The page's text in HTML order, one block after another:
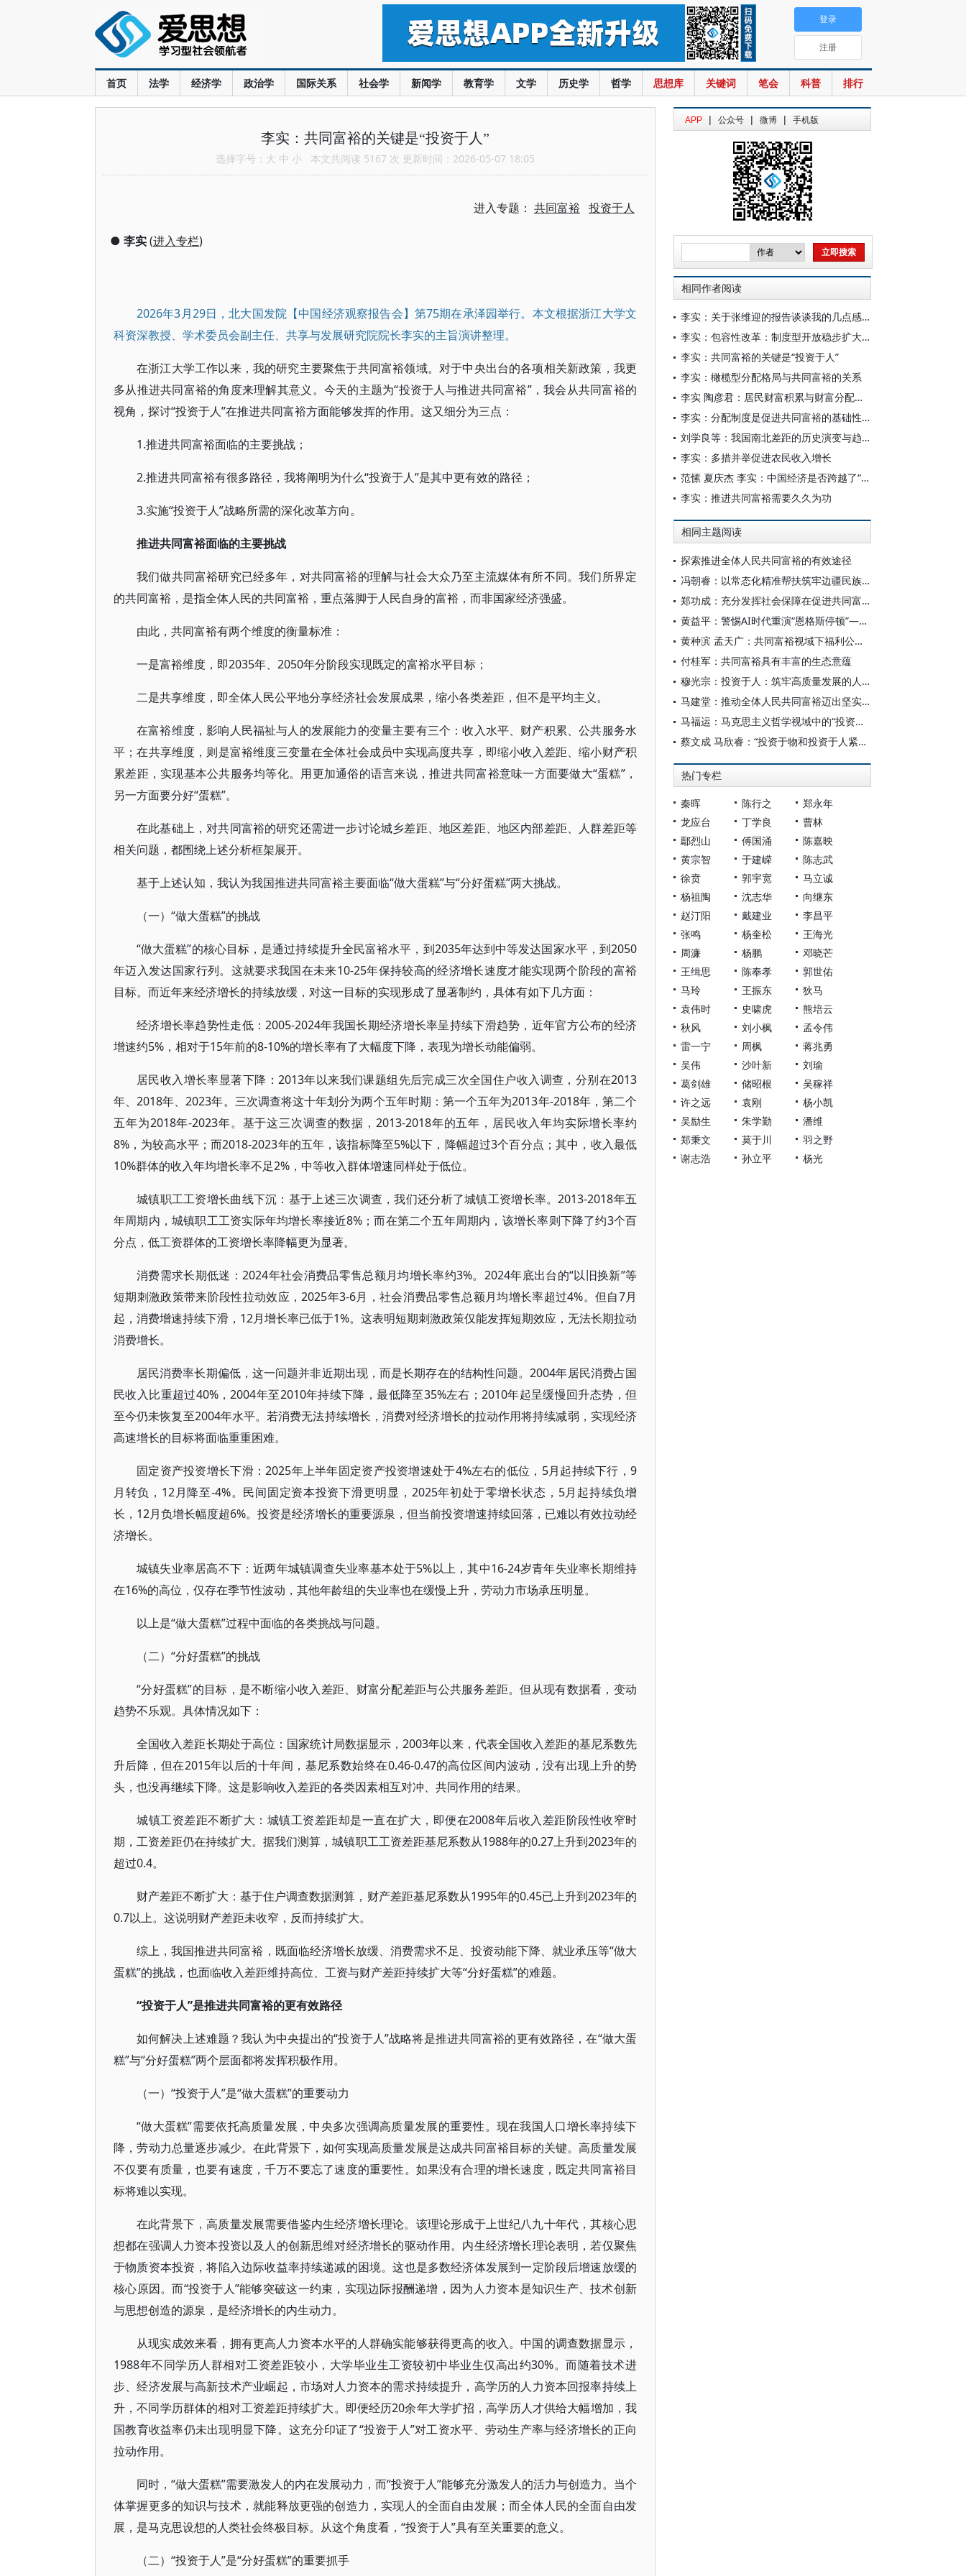
首页 法学 经济学 政治学 国际关系 社会学 新闻学 教育学 文学 历史学 哲学 思想库 关键词 笔会 科普 排行
登录
注册
李实：共同富裕的关键是“投资于人”
选择字号： 大 中 小 本文共阅读 5167 次 更新时间：2026-05-07 18:05
进入专题： 共同富裕 投资于人
● 李实(进入专栏)
2026年3月29日，北大国发院【中国经济观察报告会】第75期在承泽园举行。本文根据浙江大学文
科资深教授、学术委员会副主任、共享与发展研究院院长李实的主旨演讲整理。
在浙江大学工作以来，我的研究主要聚焦于共同富裕领域。对于中央出台的各项相关新政策，我更
多从推进共同富裕的角度来理解其意义。今天的主题为“投资于人与推进共同富裕”，我会从共同富裕的
视角，探讨“投资于人”在推进共同富裕方面能够发挥的作用。这又细分为三点：
1.推进共同富裕面临的主要挑战；
2.推进共同富裕有很多路径，我将阐明为什么“投资于人”是其中更有效的路径；
3.实施“投资于人”战略所需的深化改革方向。
推进共同富裕面临的主要挑战
我们做共同富裕研究已经多年，对共同富裕的理解与社会大众乃至主流媒体有所不同。我们所界定
的共同富裕，是指全体人民的共同富裕，重点落脚于人民自身的富裕，而非国家经济强盛。
由此，共同富裕有两个维度的衡量标准：
一是富裕维度，即2035年、2050年分阶段实现既定的富裕水平目标；
二是共享维度，即全体人民公平地分享经济社会发展成果，缩小各类差距，但不是平均主义。
在富裕维度，影响人民福祉与人的发展能力的变量主要有三个：收入水平、财产积累、公共服务水
平；在共享维度，则是富裕维度三变量在全体社会成员中实现高度共享，即缩小收入差距、缩小财产积
累差距，实现基本公共服务均等化。用更加通俗的语言来说，推进共同富裕意味一方面要做大“蛋糕”，
另一方面要分好“蛋糕”。
在此基础上，对共同富裕的研究还需进一步讨论城乡差距、地区差距、地区内部差距、人群差距等
相关问题，都围绕上述分析框架展开。
基于上述认知，我认为我国推进共同富裕主要面临“做大蛋糕”与“分好蛋糕”两大挑战。
（一）“做大蛋糕”的挑战
“做大蛋糕”的核心目标，是通过持续提升全民富裕水平，到2035年达到中等发达国家水平，到2050
年迈入发达国家行列。这就要求我国在未来10-25年保持较高的经济增长速度才能实现两个阶段的富裕
目标。而近年来经济增长的持续放缓，对这一目标的实现形成了显著制约，具体有如下几方面：
经济增长率趋势性走低：2005-2024年我国长期经济增长率呈持续下滑趋势，近年官方公布的经济
增速约5%，相对于15年前的8-10%的增长率有了大幅度下降，表现为增长动能偏弱。
居民收入增长率显著下降：2013年以来我们课题组先后完成三次全国住户收入调查，分别在2013
年、2018年、2023年。三次调查将这十年划分为两个五年时期：第一个五年为2013年-2018年，第二个
五年为2018年-2023年。基于这三次调查的数据，2013-2018年的五年，居民收入年均实际增长率约
8%，为较高水平；而2018-2023年的五年，该指标降至5%以下，降幅超过3个百分点；其中，收入最低
10%群体的收入年均增长率不足2%，中等收入群体增速同样处于低位。
城镇职工工资增长曲线下沉：基于上述三次调查，我们还分析了城镇工资增长率。2013-2018年五
年周期内，城镇职工工资实际年均增长率接近8%；而在第二个五年周期内，该增长率则下降了约3个百
分点，低工资群体的工资增长率降幅更为显著。
消费需求长期低迷：2024年社会消费品零售总额月均增长率约3%。2024年底出台的“以旧换新”等
短期刺激政策带来阶段性拉动效应，2025年3-6月，社会消费品零售总额月均增长率超过4%。但自7月
起，消费增速持续下滑，12月增长率已低于1%。这表明短期刺激政策仅能发挥短期效应，无法长期拉动
消费增长。
居民消费率长期偏低，这一问题并非近期出现，而是长期存在的结构性问题。2004年居民消费占国
民收入比重超过40%，2004年至2010年持续下降，最低降至35%左右；2010年起呈缓慢回升态势，但
至今仍未恢复至2004年水平。若消费无法持续增长，消费对经济增长的拉动作用将持续减弱，实现经济
高速增长的目标将面临重重困难。
固定资产投资增长下滑：2025年上半年固定资产投资增速处于4%左右的低位，5月起持续下行，9
月转负，12月降至-4%。民间固定资本投资下滑更明显，2025年初处于零增长状态，5月起持续负增
长，12月负增长幅度超6%。投资是经济增长的重要源泉，但当前投资增速持续回落，已难以有效拉动经
济增长。
城镇失业率居高不下：近两年城镇调查失业率基本处于5%以上，其中16-24岁青年失业率长期维持
在16%的高位，仅存在季节性波动，其他年龄组的失业率也在缓慢上升，劳动力市场承压明显。
以上是“做大蛋糕”过程中面临的各类挑战与问题。
（二）“分好蛋糕”的挑战
“分好蛋糕”的目标，是不断缩小收入差距、财富分配差距与公共服务差距。但从现有数据看，变动
趋势不乐观。具体情况如下：
全国收入差距长期处于高位：国家统计局数据显示，2003年以来，代表全国收入差距的基尼系数先
升后降，但在2015年以后的十年间，基尼系数始终在0.46-0.47的高位区间内波动，没有出现上升的势
头，也没再继续下降。这是影响收入差距的各类因素相互对冲、共同作用的结果。
城镇工资差距不断扩大：城镇工资差距却是一直在扩大，即便在2008年后收入差距阶段性收窄时
期，工资差距仍在持续扩大。据我们测算，城镇职工工资差距基尼系数从1988年的0.27上升到2023年的
超过0.4。
财产差距不断扩大：基于住户调查数据测算，财产差距基尼系数从1995年的0.45已上升到2023年的
0.7以上。这说明财产差距未收窄，反而持续扩大。
综上，我国推进共同富裕，既面临经济增长放缓、消费需求不足、投资动能下降、就业承压等“做大
蛋糕”的挑战，也面临收入差距维持高位、工资与财产差距持续扩大等“分好蛋糕”的难题。
“投资于人”是推进共同富裕的更有效路径
如何解决上述难题？我认为中央提出的“投资于人”战略将是推进共同富裕的更有效路径，在“做大蛋
糕”与“分好蛋糕”两个层面都将发挥积极作用。
（一）“投资于人”是“做大蛋糕”的重要动力
“做大蛋糕”需要依托高质量发展，中央多次强调高质量发展的重要性。现在我国人口增长率持续下
降，劳动力总量逐步减少。在此背景下，如何实现高质量发展是达成共同富裕目标的关键。高质量发展
不仅要有质量，也要有速度，千万不要忘了速度的重要性。如果没有合理的增长速度，既定共同富裕目
标将难以实现。
在此背景下，高质量发展需要借鉴内生经济增长理论。该理论形成于上世纪八九十年代，其核心思
想都在强调人力资本投资以及人的创新思维对经济增长的驱动作用。内生经济增长理论表明，若仅聚焦
于物质资本投资，将陷入边际收益率持续递减的困境。这也是多数经济体发展到一定阶段后增速放缓的
核心原因。而“投资于人”能够突破这一约束，实现边际报酬递增，因为人力资本是知识生产、技术创新
与思想创造的源泉，是经济增长的内生动力。
从现实成效来看，拥有更高人力资本水平的人群确实能够获得更高的收入。中国的调查数据显示，
1988年不同学历人群相对工资差距较小，大学毕业生工资较初中毕业生仅高出约30%。而随着技术进
步、经济发展与高新技术产业崛起，市场对人力资本的需求持续提升，高学历的人力资本回报率持续上
升，不同学历群体的相对工资差距持续扩大。即便经历20余年大学扩招，高学历人才供给大幅增加，我
国教育收益率仍未出现明显下降。这充分印证了“投资于人”对工资水平、劳动生产率与经济增长的正向
拉动作用。
同时，“做大蛋糕”需要激发人的内在发展动力，而“投资于人”能够充分激发人的活力与创造力。当个
体掌握更多的知识与技术，就能释放更强的创造力，实现人的全面自由发展；而全体人民的全面自由发
展，是马克思设想的人类社会终极目标。从这个角度看，“投资于人”具有至关重要的意义。
（二）“投资于人”是“分好蛋糕”的重要抓手
APP | 公众号 | 微博 | 手机版
相同作者阅读
李实：关于张维迎的报告谈谈我的几点感受——重新思考经济学基本问题
李实：包容性改革：制度型开放稳步扩大的基石
李实：共同富裕的关键是“投资于人”
李实：橄榄型分配格局与共同富裕的关系
李实 陶彦君：居民财富积累与财富分配问题研究进展
李实：分配制度是促进共同富裕的基础性制度
刘学良等：我国南北差距的历史演变与趋势研判
李实：多措并举促进农民收入增长
范愫 夏庆杰 李实：中国经济是否跨越了“中等收入陷阱”？1988-2018年城镇劳动力教育回报率分析
李实：推进共同富裕需要久久为功
相同主题阅读
探索推进全体人民共同富裕的有效途径
冯朝睿：以常态化精准帮扶筑牢边疆民族地区共同富裕根基
郑功成：充分发挥社会保障在促进共同富裕中的重要作用
黄益平：警惕AI时代重演“恩格斯停顿”——以制度平衡技术变革下的收入分配
黄种滨 孟天广：共同富裕视域下福利公平形塑国家认同的机制
付桂军：共同富裕具有丰富的生态意蕴
穆光宗：投资于人：筑牢高质量发展的人力资本根基
马建堂：推动全体人民共同富裕迈出坚实步伐
马福运：马克思主义哲学视域中的“投资于人”
蔡文成 马欣睿：“投资于物和投资于人紧密结合”的核心要义、辩证逻辑及创新意义
热门专栏
秦晖 陈行之
郑永年
龙应台
丁学良
曹林
鄢烈山
傅国涌
陈嘉映
黄宗智
于建嵘
陈志武
徐贲
郭宇宽
马立诚
杨祖陶
沈志华
向继东
赵汀阳
戴建业
李昌平
张鸣
杨奎松
王海光
周濂
杨鹏
邓晓芒
王缉思
陈奉孝
郭世佑
马玲
王振东
狄马
袁伟时
史啸虎
熊培云
秋风
刘小枫
孟令伟
雷一宁
周枫
蒋兆勇
吴伟
沙叶新
刘瑜
葛剑雄
储昭根
吴稼祥
许之远
袁刚
杨小凯
吴励生
朱学勤
潘维
郑秉文
莫于川
羽之野
谢志浩
孙立平 杨光